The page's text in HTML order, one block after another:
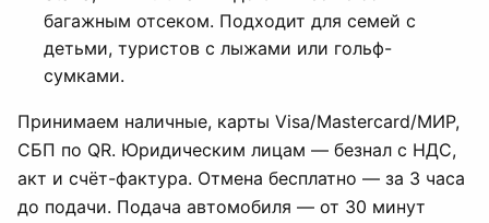
багажным отсеком. Подходит для семей с
детьми, туристов с лыжами или гольф-
сумками.
Принимаем наличные, карты Visa/Mastercard/МИР,
СБП по QR. Юридическим лицам — безнал с НДС,
акт и счёт-фактура. Отмена бесплатно — за 3 часа
до подачи. Подача автомобиля — от 30 минут